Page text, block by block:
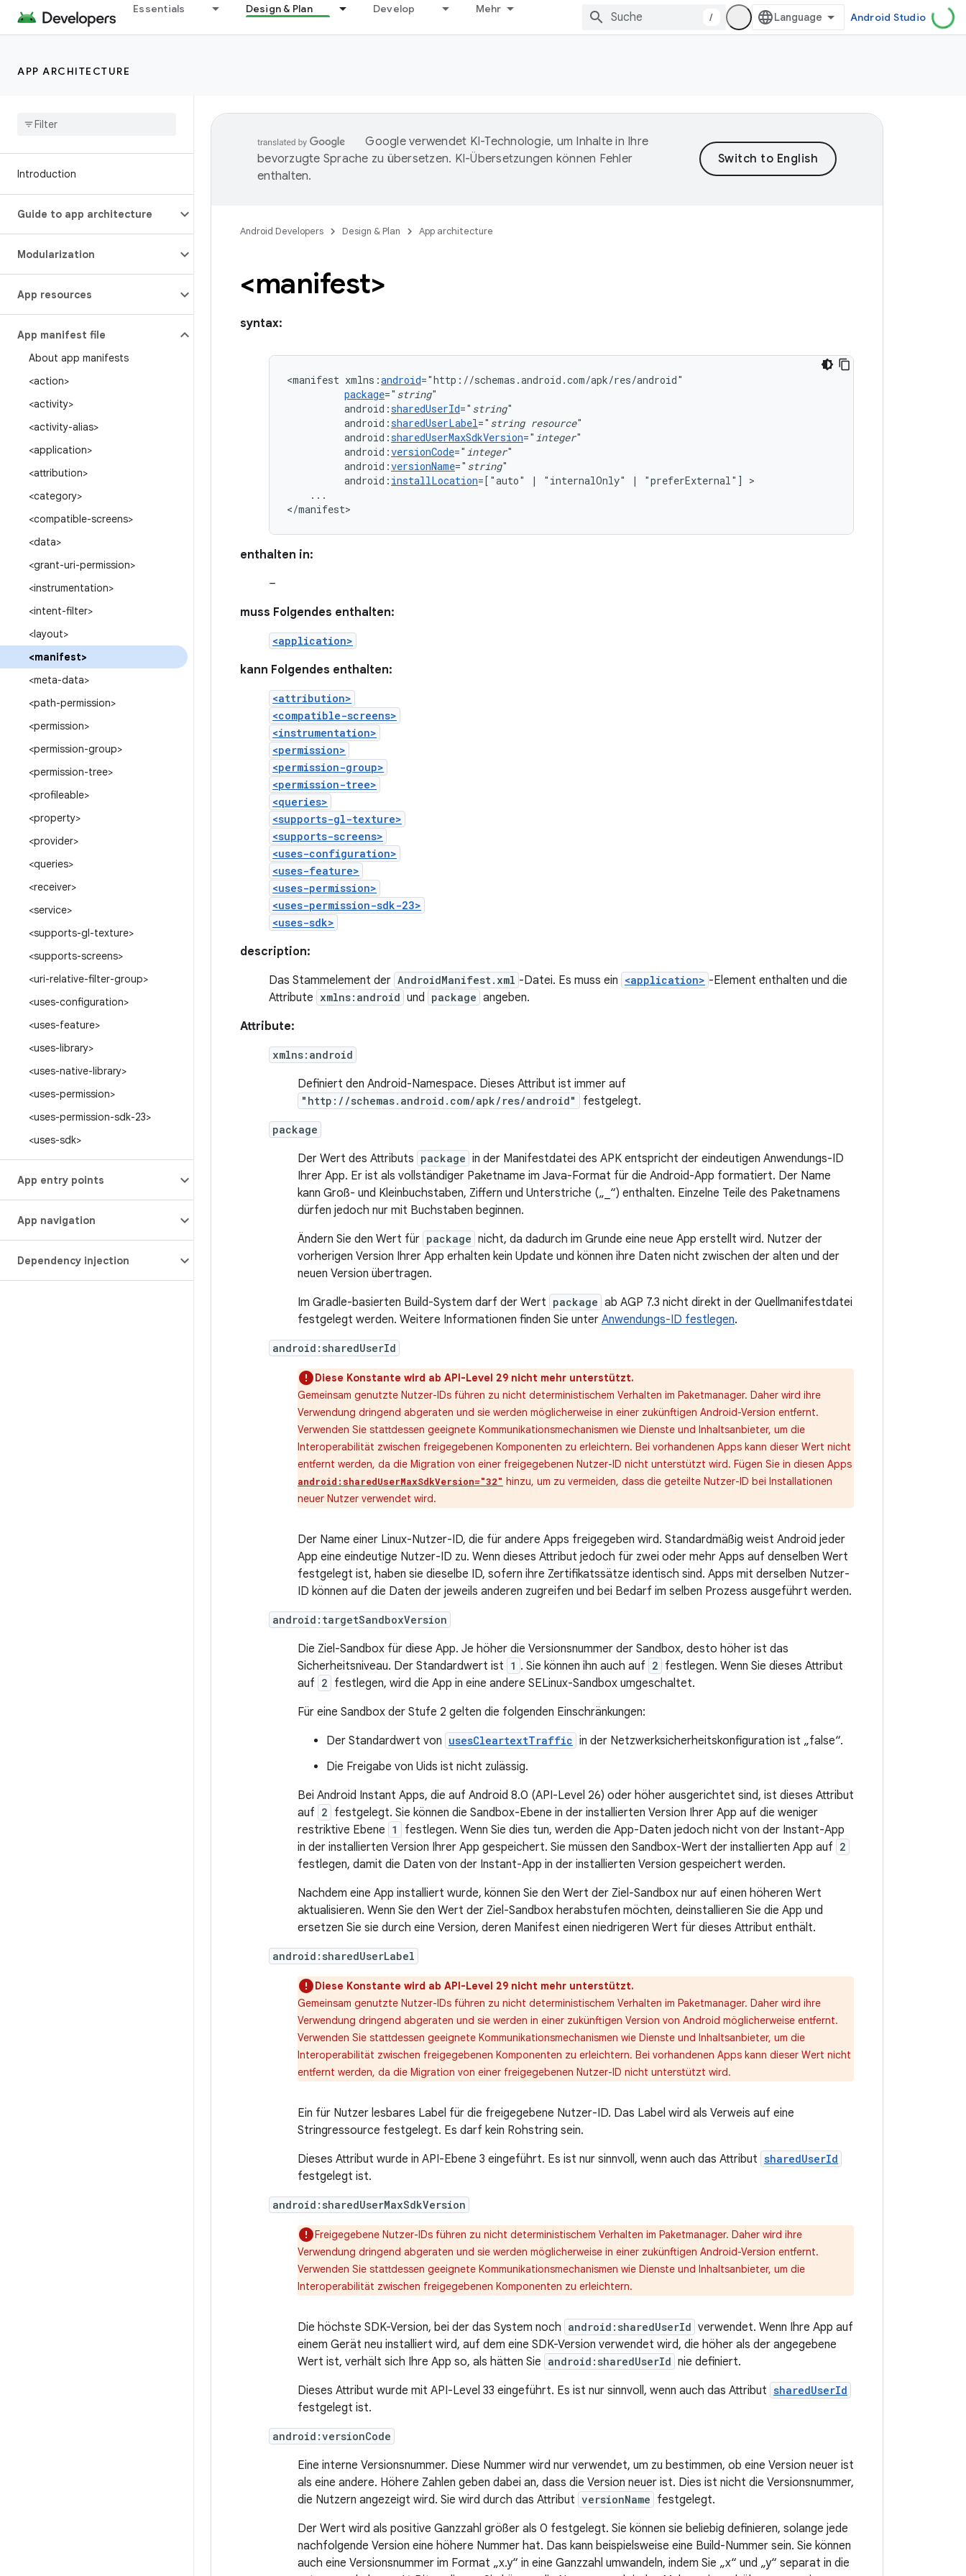
Essentials Design & Plan Develop Mehr
/ Android Studio
APP ARCHITECTURE
Introduction
Guide to app architecture
Modularization
App resources
App manifest file
About app manifests
<action>
<activity>
<activity-alias>
<application>
<attribution>
<category>
<compatible-screens>
<data>
<grant-uri-permission>
<instrumentation>
<intent-filter>
<layout>
<manifest>
<meta-data>
<path-permission>
<permission>
<permission-group>
<permission-tree>
<profileable>
<property>
<provider>
<queries>
<receiver>
<service>
<supports-gl-texture>
<supports-screens>
<uri-relative-filter-group>
<uses-configuration>
<uses-feature>
<uses-library>
<uses-native-library>
<uses-permission>
<uses-permission-sdk-23>
<uses-sdk>
App entry points
App navigation
Dependency injection
Google verwendet KI-Technologie, um Inhalte in Ihre
bevorzugte Sprache zu übersetzen. KI-Übersetzungen können Fehler
enthalten.
Android Developers Design & Plan App architecture
<manifest>
syntax:
<manifest xmlns:android
package=" string
android:sharedUserId=" string
android:sharedUserLabel=" string resource"
android:sharedUserMaxSdkVersion=" integer
android:versionCode=" integer
android:versionName=" string
android: installLocation=["auto" | "internalOnly" | "preferExternal"]
...
</manifest>
enthalten in:
–
muss Folgendes enthalten:
<application>
kann Folgendes enthalten:
<attribution>
<compatible-screens>
<instrumentation>
<permission>
<permission-group>
<permission-tree>
<queries>
<supports-gl-texture>
<supports-screens>
<uses-configuration>
<uses-feature>
<uses-permission>
<uses-permission-sdk-23>
<uses-sdk>
description:
Das Stammelement der AndroidManifest.xml -Datei. Es muss ein <application> -Element enthalten und die
Attribute xmlns:android und package angeben.
Attribute:
xmlns:android
Definiert den Android-Namespace. Dieses Attribut ist immer auf
"http://schemas.android.com/apk/res/android" festgelegt.
package
Der Wert des Attributs package in der Manifestdatei des APK entspricht der eindeutigen Anwendungs-ID
Ihrer App. Er ist als vollständiger Paketname im Java-Format für die Android-App formatiert. Der Name
kann Groß- und Kleinbuchstaben, Ziffern und Unterstriche („_“) enthalten. Einzelne Teile des Paketnamens
dürfen jedoch nur mit Buchstaben beginnen.
Ändern Sie den Wert für package nicht, da dadurch im Grunde eine neue App erstellt wird. Nutzer der
vorherigen Version Ihrer App erhalten kein Update und können ihre Daten nicht zwischen der alten und der
neuen Version übertragen.
Im Gradle-basierten Build-System darf der Wert package ab AGP 7.3 nicht direkt in der Quellmanifestdatei
festgelegt werden. Weitere Informationen finden Sie unter Anwendungs-ID festlegen.
android:sharedUserId
Diese Konstante wird ab API-Level 29 nicht mehr unterstützt.
Gemeinsam genutzte Nutzer-IDs führen zu nicht deterministischem Verhalten im Paketmanager. Daher wird ihre
Verwendung dringend abgeraten und sie werden möglicherweise in einer zukünftigen Android-Version entfernt.
Verwenden Sie stattdessen geeignete Kommunikationsmechanismen wie Dienste und Inhaltsanbieter, um die
Interoperabilität zwischen freigegebenen Komponenten zu erleichtern. Bei vorhandenen Apps kann dieser Wert nicht
entfernt werden, da die Migration von einer freigegebenen Nutzer-ID nicht unterstützt wird. Fügen Sie in diesen Apps
android:sharedUserMaxSdkVersion="32" hinzu, um zu vermeiden, dass die geteilte Nutzer-ID bei Installationen
neuer Nutzer verwendet wird.
Der Name einer Linux-Nutzer-ID, die für andere Apps freigegeben wird. Standardmäßig weist Android jeder
App eine eindeutige Nutzer-ID zu. Wenn dieses Attribut jedoch für zwei oder mehr Apps auf denselben Wert
festgelegt ist, haben sie dieselbe ID, sofern ihre Zertifikatssätze identisch sind. Apps mit derselben Nutzer-
ID können auf die Daten der jeweils anderen zugreifen und bei Bedarf im selben Prozess ausgeführt werden.
android:targetSandboxVersion
Die Ziel-Sandbox für diese App. Je höher die Versionsnummer der Sandbox, desto höher ist das
Sicherheitsniveau. Der Standardwert ist 1 . Sie können ihn auch auf 2 festlegen. Wenn Sie dieses Attribut
auf 2 festlegen, wird die App in eine andere SELinux-Sandbox umgeschaltet.
Für eine Sandbox der Stufe 2 gelten die folgenden Einschränkungen:
Der Standardwert von usesCleartextTraffic in der Netzwerksicherheitskonfiguration ist „false“.
Die Freigabe von Uids ist nicht zulässig.
Bei Android Instant Apps, die auf Android 8.0 (API-Level 26) oder höher ausgerichtet sind, ist dieses Attribut
auf 2 festgelegt. Sie können die Sandbox-Ebene in der installierten Version Ihrer App auf die weniger
restriktive Ebene 1
festlegen. Wenn Sie dies tun, werden die App-Daten jedoch nicht von der Instant-App
in der installierten Version Ihrer App gespeichert. Sie müssen den Sandbox-Wert der installierten App auf 2
festlegen, damit die Daten von der Instant-App in der installierten Version gespeichert werden.
Nachdem eine App installiert wurde, können Sie den Wert der Ziel-Sandbox nur auf einen höheren Wert
aktualisieren. Wenn Sie den Wert der Ziel-Sandbox herabstufen möchten, deinstallieren Sie die App und
ersetzen Sie sie durch eine Version, deren Manifest einen niedrigeren Wert für dieses Attribut enthält.
android:sharedUserLabel
Diese Konstante wird ab API-Level 29 nicht mehr unterstützt.
Gemeinsam genutzte Nutzer-IDs führen zu nicht deterministischem Verhalten im Paketmanager. Daher wird ihre
Verwendung dringend abgeraten und sie werden in einer zukünftigen Version von Android möglicherweise entfernt.
Verwenden Sie stattdessen geeignete Kommunikationsmechanismen wie Dienste und Inhaltsanbieter, um die
Interoperabilität zwischen freigegebenen Komponenten zu erleichtern. Bei vorhandenen Apps kann dieser Wert nicht
entfernt werden, da die Migration von einer freigegebenen Nutzer-ID nicht unterstützt wird.
Ein für Nutzer lesbares Label für die freigegebene Nutzer-ID. Das Label wird als Verweis auf eine
Stringressource festgelegt. Es darf kein Rohstring sein.
Dieses Attribut wurde in API-Ebene 3 eingeführt. Es ist nur sinnvoll, wenn auch das Attribut sharedUserId
festgelegt ist.
android:sharedUserMaxSdkVersion
Freigegebene Nutzer-IDs führen zu nicht deterministischem Verhalten im Paketmanager. Daher wird ihre
Verwendung dringend abgeraten und sie werden möglicherweise in einer zukünftigen Android-Version entfernt.
Verwenden Sie stattdessen geeignete Kommunikationsmechanismen wie Dienste und Inhaltsanbieter, um die
Interoperabilität zwischen freigegebenen Komponenten zu erleichtern.
Die höchste SDK-Version, bei der das System noch android:sharedUserId verwendet. Wenn Ihre App auf
einem Gerät neu installiert wird, auf dem eine SDK-Version verwendet wird, die höher als der angegebene
Wert ist, verhält sich Ihre App so, als hätten Sie android:sharedUserId nie definiert.
Dieses Attribut wurde mit API-Level 33 eingeführt. Es ist nur sinnvoll, wenn auch das Attribut sharedUserId
festgelegt ist.
android:versionCode
Eine interne Versionsnummer. Diese Nummer wird nur verwendet, um zu bestimmen, ob eine Version neuer ist
als eine andere. Höhere Zahlen geben dabei an, dass die Version neuer ist. Dies ist nicht die Versionsnummer,
die Nutzern angezeigt wird. Sie wird durch das Attribut versionName festgelegt.
Der Wert wird als positive Ganzzahl größer als 0 festgelegt. Sie können sie beliebig definieren, solange jede
nachfolgende Version eine höhere Nummer hat. Das kann beispielsweise eine Build-Nummer sein. Sie können
auch eine Versionsnummer im Format „x.y“ in eine Ganzzahl umwandeln, indem Sie „x“ und „y“ separat in die